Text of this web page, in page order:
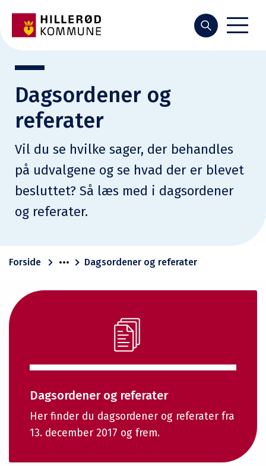
Søg
Dagsordener og
referater
Vil du se hvilke sager, der behandles
på udvalgene og se hvad der er blevet
besluttet? Så læs med i dagsordener
og referater.
Forside Dagsordener og referater
Dagsordener og referater
Her finder du dagsordener og referater fra
13. december 2017 og frem.